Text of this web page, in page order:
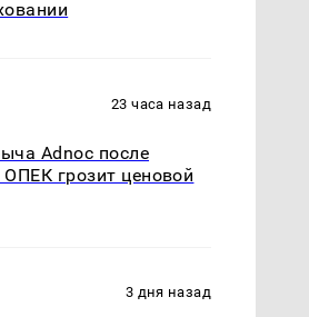
23 часа назад
Adnoc после
грозит ценовой
3 дня назад